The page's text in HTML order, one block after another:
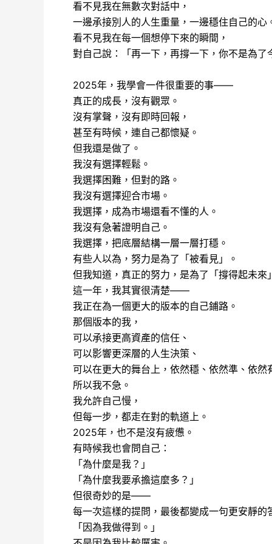
看不見我在無數次對話中，
一邊承接別人的人生重量，一邊穩住自己的心
看不見我在每一個想停下來的瞬間，
對自己說：「再一下，再撐一下，你不是為了
2025年，我學會一件很重要的事——
真正的成長，沒有觀眾。
沒有掌聲，沒有即時回報，
甚至有時候，連自己都懷疑。
但我還是做了。
我沒有選擇輕鬆。
我選擇困難，但對的路。
我沒有選擇迎合市場。
我選擇，成為市場還看不懂的人。
我沒有急著證明自己。
我選擇，把底層結構一層一層打穩。
有些人以為，努力是為了「被看見」。
但我知道，真正的努力，是為了「撐得起未來
這一年，我其實很清楚——
我正在為一個更大的版本的自己鋪路。
那個版本的我，
可以承接更高資產的信任、
可以影響更深層的人生決策、
可以在更大的舞台上，依然穩、依然準、依然
所以我不急。
我允許自己慢，
但每一步，都走在對的軌道上。
2025年，也不是沒有疲憊。
有時候我也會問自己：
「為什麼是我？」
「為什麼我要承擔這麼多？」
但很奇妙的是——
每一次這樣的提問，最後都變成一句更安靜的
「因為我做得到。」